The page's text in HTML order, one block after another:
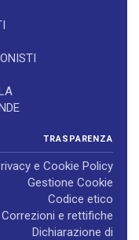
TRASPARENZA
e Cookie Policy
Gestione Cookie
Codice etico
Correzioni e rettifiche
Dichiarazione di